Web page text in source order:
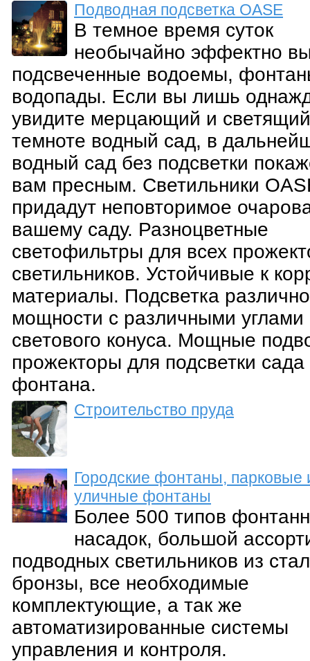
Подводная подсветка OASE
В темное время суток
необычайно эффектно
подсвеченные водоемы,
водопады. Если вы лишь
увидите мерцающий и
темноте водный сад, в
водный сад без подсветки
вам пресным. Светильники
придадут неповторимое
вашему саду. Разноцветные
светофильтры для всех
светильников. Устойчивые к
материалы. Подсветка
мощности с различными углами
светового конуса. Мощные
прожекторы для подсветки
фонтана.
Строительство пруда
Городские фонтаны, парковые
уличные фонтаны
Более 500 типов
насадок, большой
подводных светильников из
бронзы, все необходимые
комплектующие, а так же
автоматизированные системы
управления и контроля.